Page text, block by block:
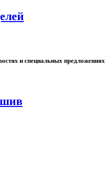
и специальных предложениях